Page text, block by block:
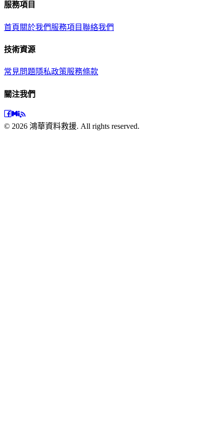
服務項目
首頁 關於我們服務項目聯絡我們
技術資源
常見問題隱私政策服務條款
關注我們
© 2026 鴻華資料救援. All rights reserved.